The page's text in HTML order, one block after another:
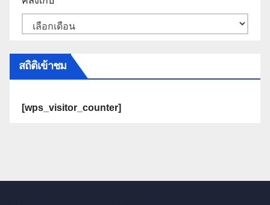
สถิติเข้าชม
[wps_visitor_counter]